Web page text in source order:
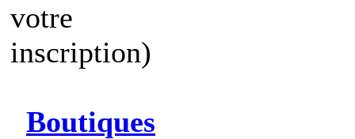
votre
inscription)
Boutiques